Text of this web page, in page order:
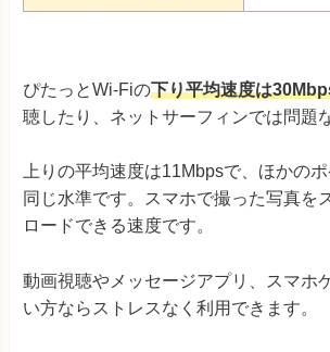
ぴたっとWi-Fiの下り平均速度は
聴したり、ネットサーフィンでは問題
上りの平均速度は11Mbpsで、ほかの
同じ水準です。スマホで撮った写真を
ロードできる速度です。
動画視聴やメッセージアプリ、スマホ
い方ならストレスなく利用できます。